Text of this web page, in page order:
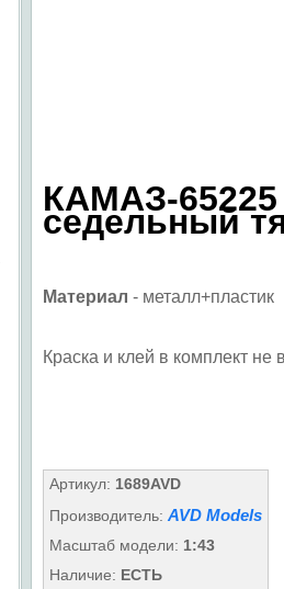
КАМАЗ-65225
седельный
Материал - металл+пластик
Краска и клей в комплект не
Артикул: 1689AVD
Производитель: AVD Models
Масштаб модели: 1:43
Наличие: ЕСТЬ